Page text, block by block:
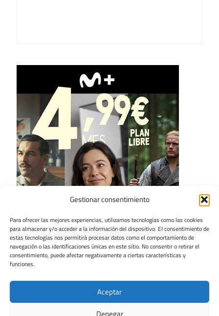
Gestionar consentimiento
Para ofrecer las mejores experiencias, utilizamos tecnologías como las cookies
para almacenar y/o acceder a la información del dispositivo. El consentimiento de
estas tecnologías nos permitirá procesar datos como el comportamiento de
navegación o las identificaciones únicas en este sitio. No consentir o retirar el
consentimiento, puede afectar negativamente a ciertas características y
funciones.
Aceptar
Denegar